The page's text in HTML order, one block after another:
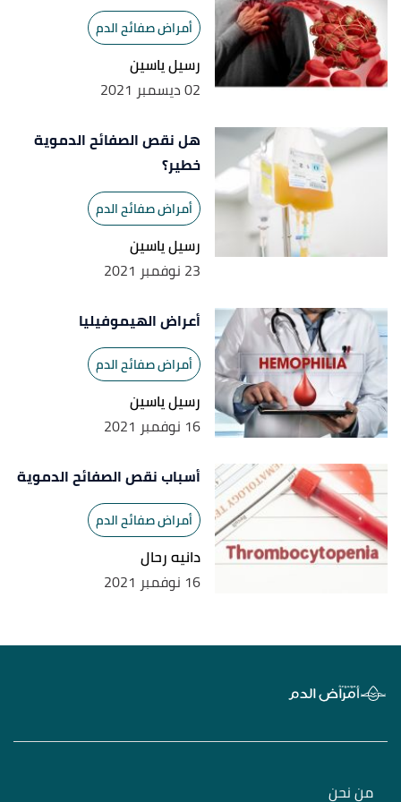
أمراض صفائح الدم
رسيل ياسين
02 ديسمبر 2021
هل نقص الصفائح الدموية
خطير؟
أمراض صفائح الدم
رسيل ياسين
23 نوفمبر 2021
أعراض الهيموفيليا
أمراض صفائح الدم
رسيل ياسين
16 نوفمبر 2021
أسباب نقص الصفائح الدموية
أمراض صفائح الدم
دانيه رحال
16 نوفمبر 2021
من نحن